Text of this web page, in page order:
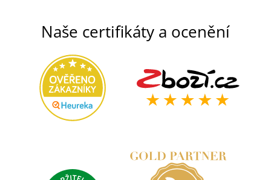
Naše certifikáty a ocenění